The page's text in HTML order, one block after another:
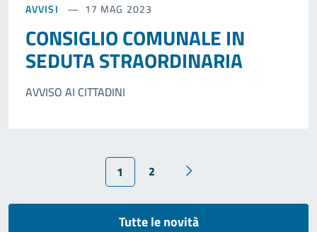
AVVISI 17 MAG 2023
CONSIGLIO COMUNALE IN
SEDUTA STRAORDINARIA
AVVISO AI CITTADINI
1 2
Tutte le novità